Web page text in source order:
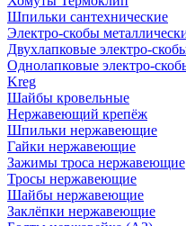
Шпильки сантехнические
Электро-скобы
Двухлапковые электро-
Однолапковые электро-
Kreg
Шайбы кровельные
Нержавеющий крепёж
Шпильки нержавеющие
Гайки нержавеющие
Зажимы троса нержавеющие
Тросы нержавеющие
Шайбы нержавеющие
Заклёпки нержавеющие